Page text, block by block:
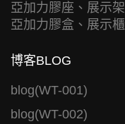
亞加力膠座、展示架
亞加力膠盒、展示櫃
博客BLOG
blog(WT-001)
blog(WT-002)